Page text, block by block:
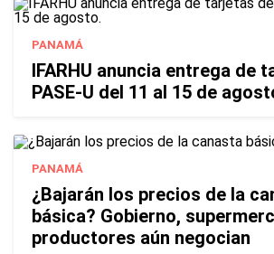
PANAMÁ
IFARHU anuncia entrega de
PASE-U del 11 al 15 de
PANAMÁ
¿Bajarán los precios de la
básica? Gobierno,
productores aún negocian